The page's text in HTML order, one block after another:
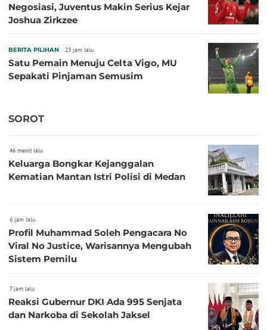
Negosiasi, Juventus Makin Serius Kejar
Joshua Zirkzee
BERITA PILIHAN 23 jam lalu
Satu Pemain Menuju Celta Vigo, MU
Sepakati Pinjaman Semusim
SOROT
46 menit lalu
Keluarga Bongkar Kejanggalan
Kematian Mantan Istri Polisi di Medan
6 jam lalu
Profil Muhammad Soleh Pengacara No
Viral No Justice, Warisannya Mengubah
Sistem Pemilu
7 jam lalu
Reaksi Gubernur DKI Ada 995 Senjata
dan Narkoba di Sekolah Jaksel